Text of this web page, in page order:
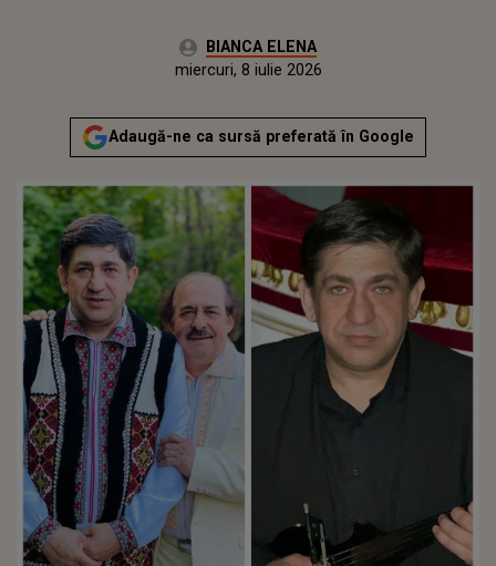
Autor:BIANCA ELENA
Publicat:
miercuri, 8 iulie 2026
Adaugă-ne ca sursă preferată în Google